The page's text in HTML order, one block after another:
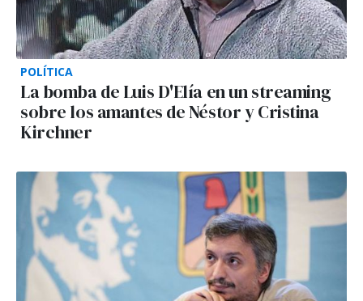
POLÍTICA
La bomba de Luis D'Elía en un streaming
sobre los amantes de Néstor y Cristina
Kirchner